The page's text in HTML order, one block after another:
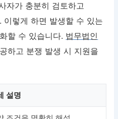
자가 충분히 검토하고
이렇게 하면 발생할 수 있는
할 수 있습니다. 법무법인
하고 분쟁 발생 시 지원을
설명